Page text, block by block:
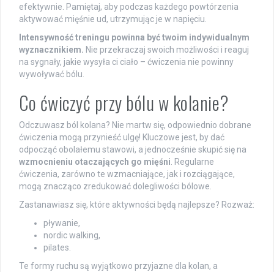
efektywnie. Pamiętaj, aby podczas każdego powtórzenia
aktywować mięśnie ud, utrzymując je w napięciu.
Intensywność treningu powinna być twoim indywidualnym
wyznacznikiem. Nie przekraczaj swoich możliwości i reaguj
na sygnały, jakie wysyła ci ciało – ćwiczenia nie powinny
wywoływać bólu.
Co ćwiczyć przy bólu w kolanie?
Odczuwasz ból kolana? Nie martw się, odpowiednio dobrane
ćwiczenia mogą przynieść ulgę! Kluczowe jest, by dać
odpocząć obolałemu stawowi, a jednocześnie skupić się na
wzmocnieniu otaczających go mięśni . Regularne
ćwiczenia, zarówno te wzmacniające, jak i rozciągające,
mogą znacząco zredukować dolegliwości bólowe.
Zastanawiasz się, które aktywności będą najlepsze? Rozważ:
pływanie,
nordic walking,
pilates.
Te formy ruchu są wyjątkowo przyjazne dla kolan, a